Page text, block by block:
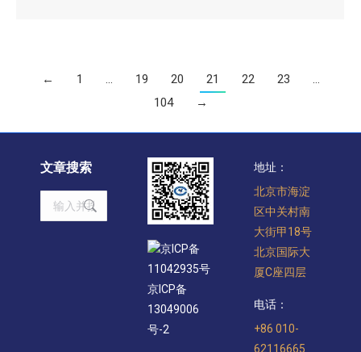
← 1 … 19 20 21 22 23
…
104
→
文章搜索
Search:
京ICP备
11042935号
京ICP备
13049006
号-2
地址：
北京市海淀
区中关村南
大街甲18号
北京国际大
厦C座四层
电话：
+86 010-
62116665